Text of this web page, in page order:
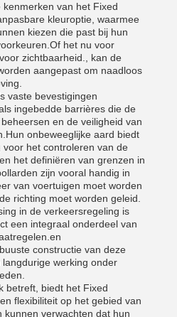
van het Fixed
kleuroptie, waarmee
kiezen die past bij hun
het nu voor
zichtbaarheid., kan de
aangepast om naadloos
vaste bevestigingen
ingebedde barrières die de
en de veiligheid van
onbeweeglijke aard biedt
het controleren van de
het definiëren van grenzen in
zijn vooral handig in
van voertuigen moet worden
richting moet worden geleid.
in de verkeersregeling is
een integraal onderdeel van
constructie van deze
werking onder
betreft, biedt het Fixed
flexibiliteit op het gebied van
kunnen verwachten dat hun